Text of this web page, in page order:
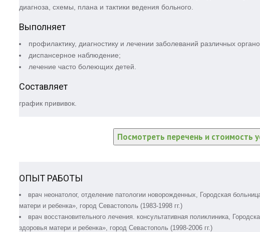
диагноза, схемы, плана и тактики ведения больного.
Выполняет
профилактику, диагностику и лечении заболеваний различных
диспансерное наблюдение;
лечение часто болеющих детей.
Составляет
график прививок.
Посмотреть перечень и стоимость
ОПЫТ РАБОТЫ
врач неонатолог, отделение патологии новорожденных, Городская
матери и ребенка», город Севастополь (1983-1998 гг.)
врач восстановительного лечения. консультативная поликлиника,
здоровья матери и ребенка», город Севастополь (1998-2006 гг.)